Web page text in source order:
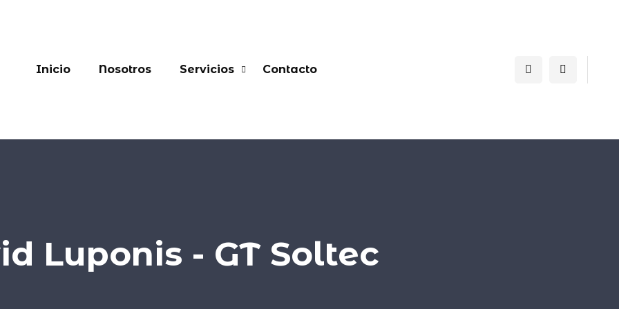
Inicio Nosotros Servicios Contacto
Luponis - GT Soltec